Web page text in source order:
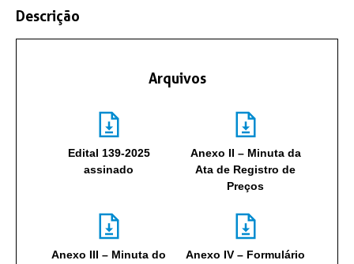
Descrição
Arquivos
Edital 139-2025
assinado
Anexo II – Minuta da
Ata de Registro de
Preços
Anexo III – Minuta do
Anexo IV – Formulário